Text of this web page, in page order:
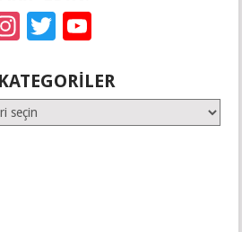
Instagram
Twitter